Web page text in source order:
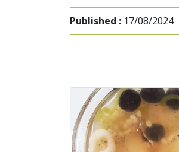
Published : 17/08/2024